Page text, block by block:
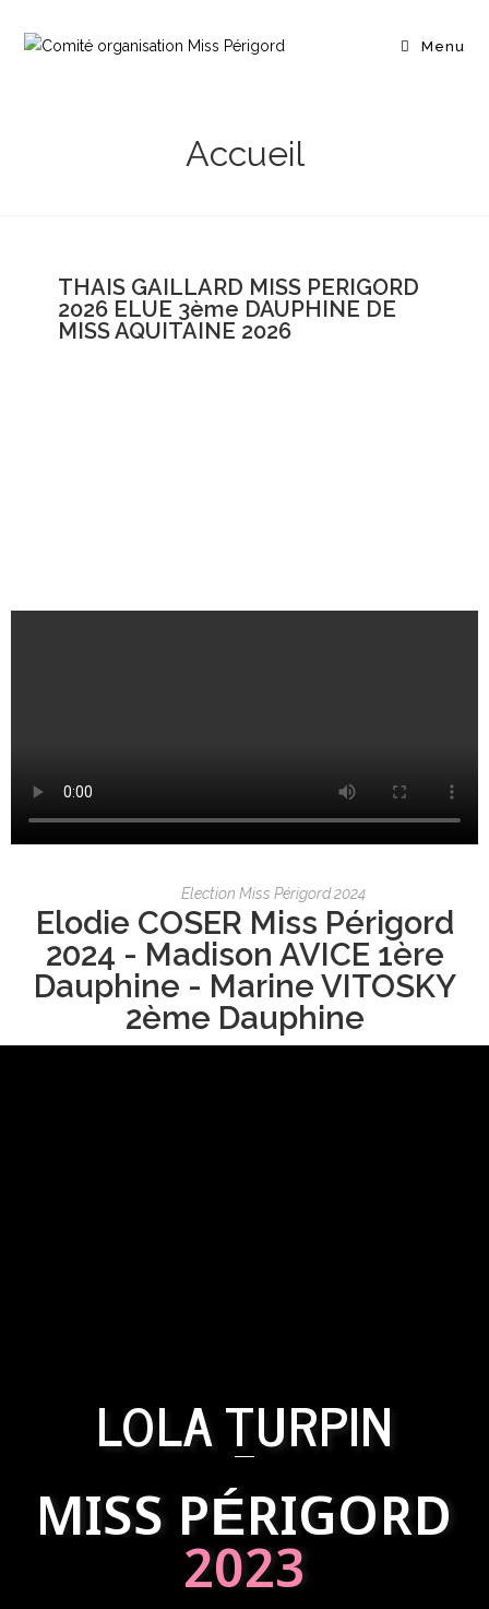
Menu
Accueil
THAIS GAILLARD MISS PERIGORD
2026 ELUE 3ème DAUPHINE DE
MISS AQUITAINE 2026
Election Miss Périgord 2024
Elodie COSER Miss Périgord
2024 - Madison AVICE 1ère
Dauphine - Marine VITOSKY
2ème Dauphine
LOLA TURPIN
MISS PÉRIGORD
2023